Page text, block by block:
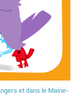
et dans le Maine-